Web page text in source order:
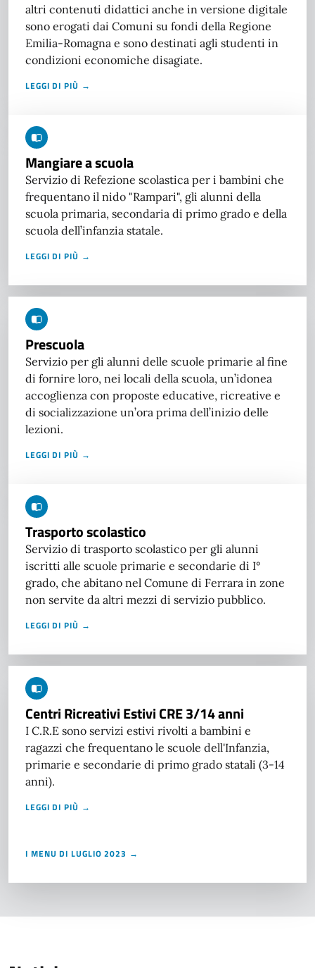
altri contenuti didattici anche in versione digitale
sono erogati dai Comuni su fondi della Regione
Emilia-Romagna e sono destinati agli studenti in
condizioni economiche disagiate.
LEGGI DI PIÙ →
Mangiare a scuola
Servizio di Refezione scolastica per i bambini che
frequentano il nido "Rampari", gli alunni della
scuola primaria, secondaria di primo grado e della
scuola dell’infanzia statale.
LEGGI DI PIÙ →
Prescuola
Servizio per gli alunni delle scuole primarie al fine
di fornire loro, nei locali della scuola, un’idonea
accoglienza con proposte educative, ricreative e
di socializzazione un’ora prima dell’inizio delle
lezioni.
LEGGI DI PIÙ →
Trasporto scolastico
Servizio di trasporto scolastico per gli alunni
iscritti alle scuole primarie e secondarie di I°
grado, che abitano nel Comune di Ferrara in zone
non servite da altri mezzi di servizio pubblico.
LEGGI DI PIÙ →
Centri Ricreativi Estivi CRE 3/14 anni
I C.R.E sono servizi estivi rivolti a bambini e
ragazzi che frequentano le scuole dell'Infanzia,
primarie e secondarie di primo grado statali (3-14
anni).
LEGGI DI PIÙ →
I MENU DI LUGLIO 2023 →